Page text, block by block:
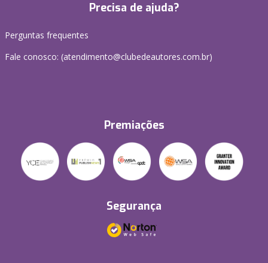
Precisa de ajuda?
Perguntas frequentes
Fale conosco: (atendimento@clubedeautores.com.br)
Premiações
Segurança